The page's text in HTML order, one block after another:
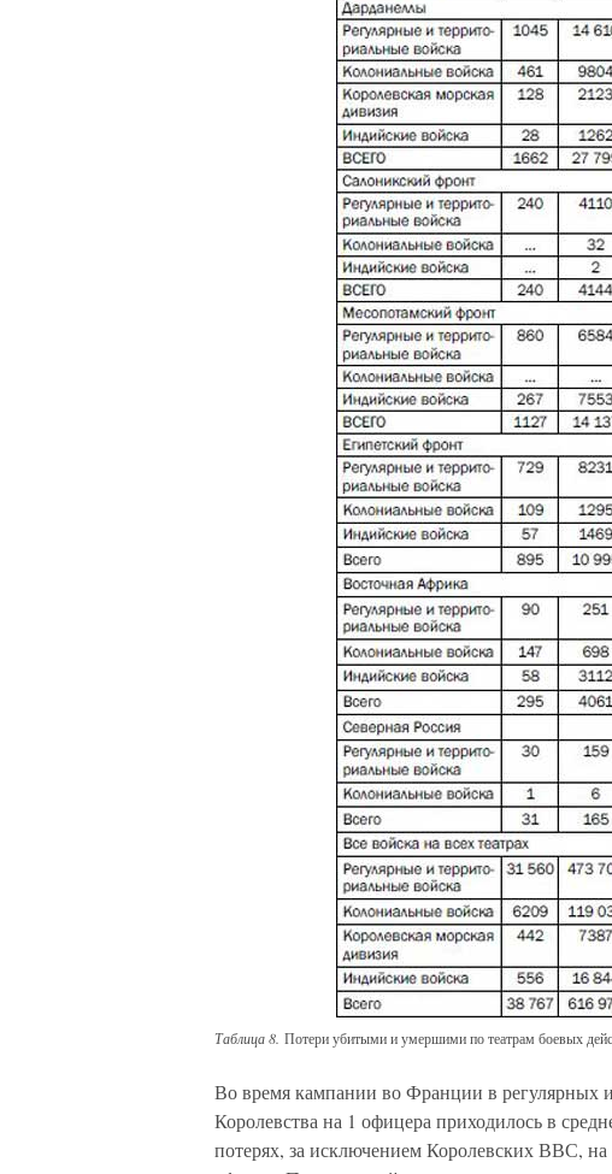
Таблица 8. Потери убитыми и умершими по театрам боевых
Во время кампании во Франции в регулярных
Королевства на 1 офицера приходилось в
потерях, за исключением Королевских ВВС,